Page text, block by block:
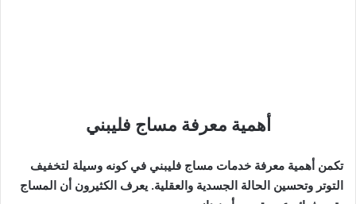
أهمية معرفة مساج فليبني
تكمن أهمية معرفة خدمات مساج فليبني في كونه وسيلة لتخفيف
التوتر وتحسين الحالة الجسدية والعقلية. يعرف الكثيرون أن المساج